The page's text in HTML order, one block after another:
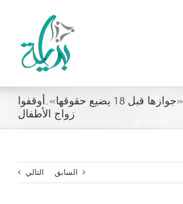
جمعية بداية – «جوازها قبل 18 يضيع حقوقها»..أوقفوا
زواج الأطفال
السابق التالي